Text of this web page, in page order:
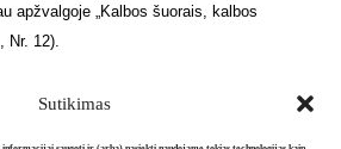
Sutikimas
apžvalgoje „Kalbos šuorais, kalbos
Nr. 12).